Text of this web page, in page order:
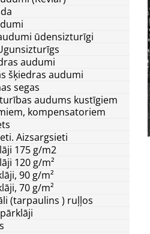
ūdensizturīgi
audumi
šķiedras audumi
segas
audums kustīgiem
kompensatoriem
Aizsargsieti
175 g/m2
120 g/m²
90 g/m²
70 g/m²
(tarpaulins ) ruļļos